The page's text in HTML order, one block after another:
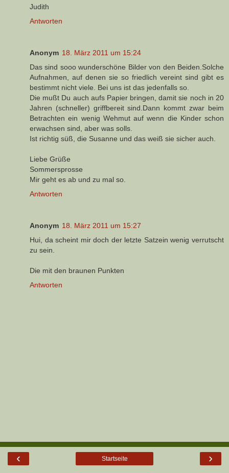
Judith
Antworten
Anonym 18. März 2011 um 15:24
Das sind sooo wunderschöne Bilder von den Beiden.Solche
Aufnahmen, auf denen sie so friedlich vereint sind gibt es
bestimmt nicht viele. Bei uns ist das jedenfalls so.
Die mußt Du auch aufs Papier bringen, damit sie noch in 20
Jahren (schneller) griffbereit sind.Dann kommt zwar beim
Betrachten ein wenig Wehmut auf wenn die Kinder schon
erwachsen sind, aber was solls.
Ist richtig süß, die Susanne und das weiß sie sicher auch.
Liebe Grüße
Sommersprosse
Mir geht es ab und zu mal so.
Antworten
Anonym 18. März 2011 um 15:27
Hui, da scheint mir doch der letzte Satzein wenig verrutscht
zu sein.
Die mit den braunen Punkten
Antworten
‹ ›
Startseite